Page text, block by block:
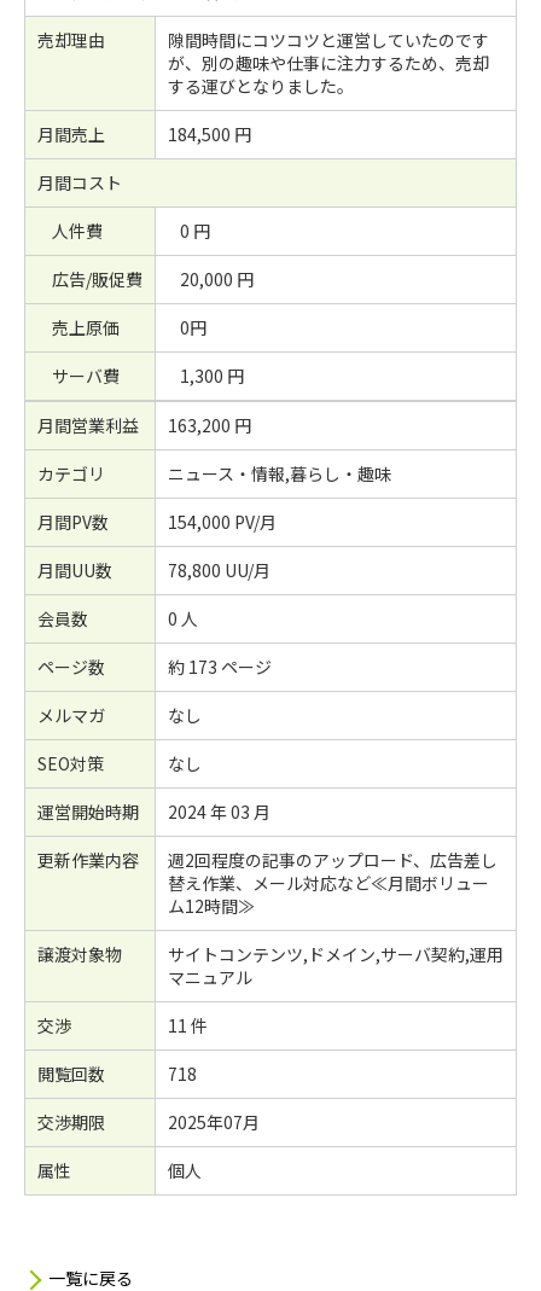
売却理由
隙間時間にコツコツと運営していたのです
が、別の趣味や仕事に注力するため、売却
する運びとなりました。
月間売上
184,500 円
月間コスト
人件費
0 円
広告/販促費
20,000 円
売上原価
0円
サーバ費
1,300 円
月間営業利益
163,200 円
カテゴリ
ニュース・情報,暮らし・趣味
月間PV数
154,000 PV/月
月間UU数
78,800 UU/月
会員数
0 人
ページ数
約 173 ページ
メルマガ
なし
SEO対策
なし
運営開始時期
2024 年 03 月
更新作業内容
週2回程度の記事のアップロード、広告差し
替え作業、メール対応など≪月間ボリュー
ム12時間≫
譲渡対象物
サイトコンテンツ,ドメイン,サーバ契約,運用
マニュアル
交渉
11 件
閲覧回数
718
交渉期限
2025年07月
属性
個人
一覧に戻る